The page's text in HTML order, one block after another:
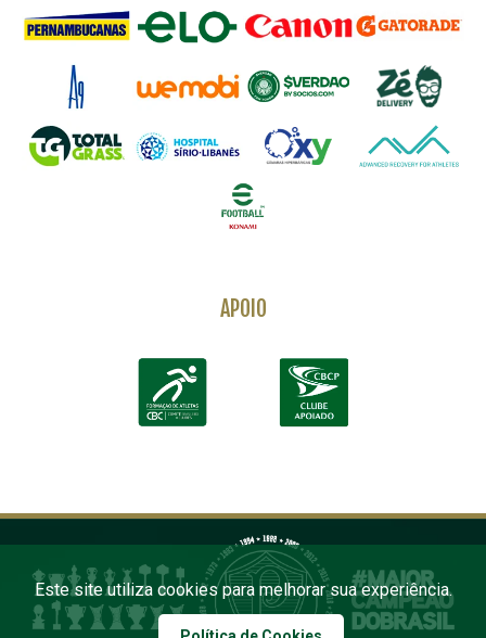
APOIO
Este site utiliza cookies para melhorar sua experiência.